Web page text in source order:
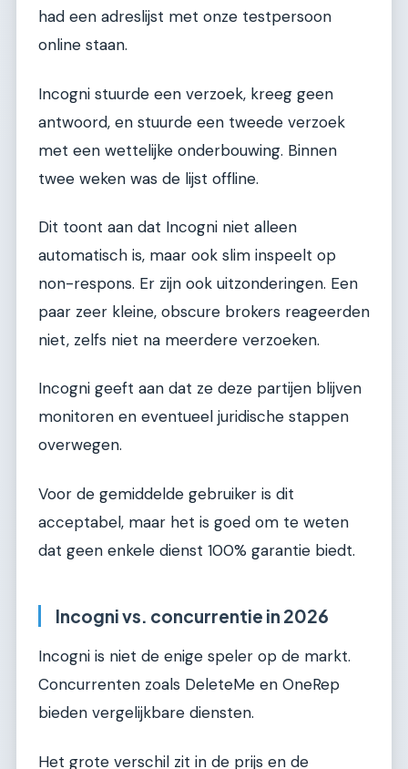
had een adreslijst met onze testpersoon
online staan.
Incogni stuurde een verzoek, kreeg geen
antwoord, en stuurde een tweede verzoek
met een wettelijke onderbouwing. Binnen
twee weken was de lijst offline.
Dit toont aan dat Incogni niet alleen
automatisch is, maar ook slim inspeelt op
non-respons. Er zijn ook uitzonderingen. Een
paar zeer kleine, obscure brokers reageerden
niet, zelfs niet na meerdere verzoeken.
Incogni geeft aan dat ze deze partijen blijven
monitoren en eventueel juridische stappen
overwegen.
Voor de gemiddelde gebruiker is dit
acceptabel, maar het is goed om te weten
dat geen enkele dienst 100% garantie biedt.
Incogni vs. concurrentie in 2026
Incogni is niet de enige speler op de markt.
Concurrenten zoals DeleteMe en OneRep
bieden vergelijkbare diensten.
Het grote verschil zit in de prijs en de